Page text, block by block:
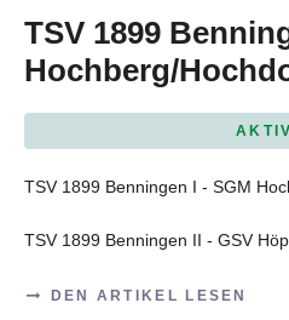
TSV 1899
Hochberg/
TSV 1899 Benningen I - SGM
TSV 1899 Benningen II - GSV
DEN ARTIKEL LESEN